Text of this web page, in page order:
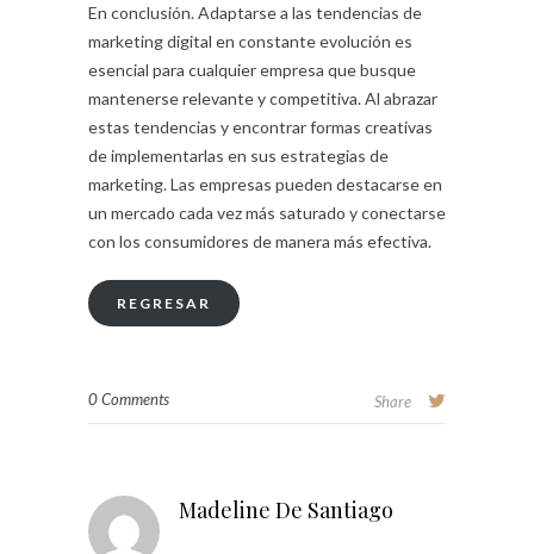
En conclusión. Adaptarse a las tendencias de
marketing digital en constante evolución es
esencial para cualquier empresa que busque
mantenerse relevante y competitiva. Al abrazar
estas tendencias y encontrar formas creativas
de implementarlas en sus estrategias de
marketing. Las empresas pueden destacarse en
un mercado cada vez más saturado y conectarse
con los consumidores de manera más efectiva.
REGRESAR
0 Comments Share
Madeline De Santiago